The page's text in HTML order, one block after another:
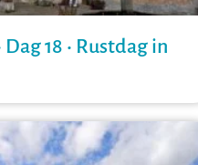
Dag 18 • Rustdag in